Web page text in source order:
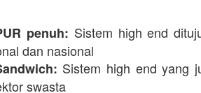
penuh: Sistem high end
dan nasional
Sistem high end yang
swasta